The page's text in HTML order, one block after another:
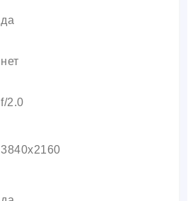
да
нет
f/2.0
3840х2160